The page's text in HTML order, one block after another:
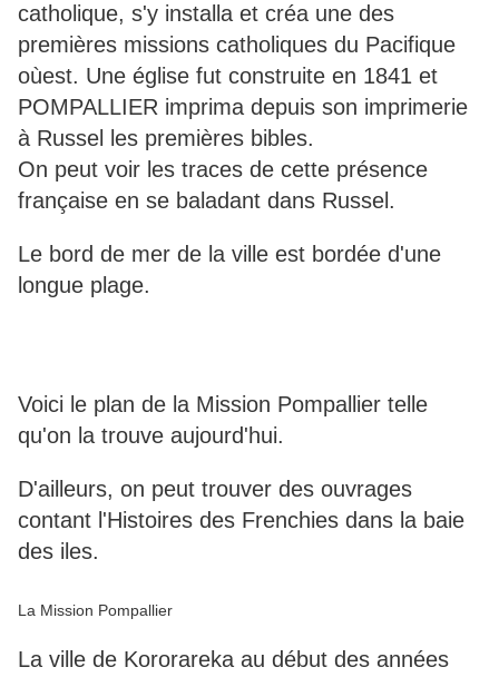
catholique, s'y installa et créa une des
premières missions catholiques du Pacifique
oùest. Une église fut construite en 1841 et
POMPALLIER imprima depuis son imprimerie
à Russel les premières bibles.
On peut voir les traces de cette présence
française en se baladant dans Russel.
Le bord de mer de la ville est bordée d'une
longue plage.
Voici le plan de la Mission Pompallier telle
qu'on la trouve aujourd'hui.
D'ailleurs, on peut trouver des ouvrages
contant l'Histoires des Frenchies dans la baie
des iles.
La Mission Pompallier
La ville de Kororareka au début des années